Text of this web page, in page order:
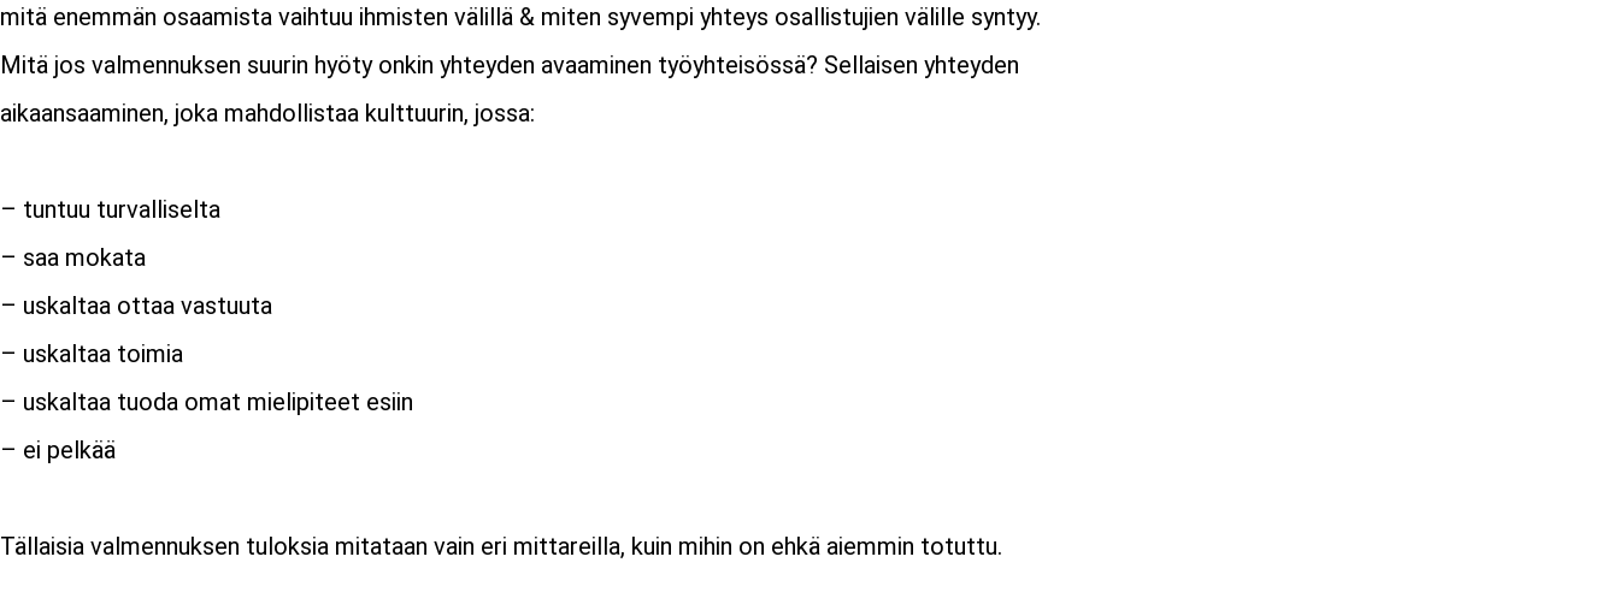
mitä enemmän osaamista vaihtuu ihmisten välillä & miten syvempi yhteys osallistujien välille syntyy.
Mitä jos valmennuksen suurin hyöty onkin yhteyden avaaminen työyhteisössä? Sellaisen yhteyden
aikaansaaminen, joka mahdollistaa kulttuurin, jossa:
– tuntuu turvalliselta
– saa mokata
– uskaltaa ottaa vastuuta
– uskaltaa toimia
– uskaltaa tuoda omat mielipiteet esiin
– ei pelkää
Tällaisia valmennuksen tuloksia mitataan vain eri mittareilla, kuin mihin on ehkä aiemmin totuttu.